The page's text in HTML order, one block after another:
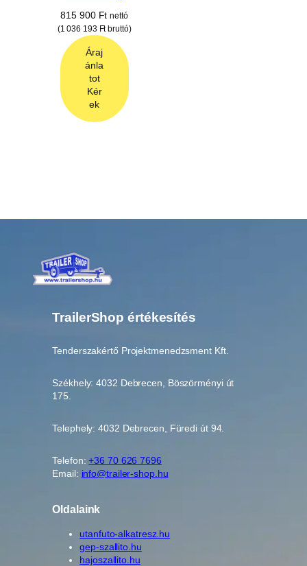
815 900 Ft nettó
(1 036 193 Ftbruttó)
Áraj
ánla
tot
Kér
ek
TrailerShop értékesítés
Tenderszakértő Projektmenedzsment Kft.
Székhely: 4032 Debrecen, Böszörményi út
175.
Telephely: 4032 Debrecen, Füredi út 94.
Telefon:+36 70 626 7696
Email: info@trailer-shop.hu
Oldalaink
utanfuto-alkatresz.hu
gep-szallito.hu
hajoszallito.hu